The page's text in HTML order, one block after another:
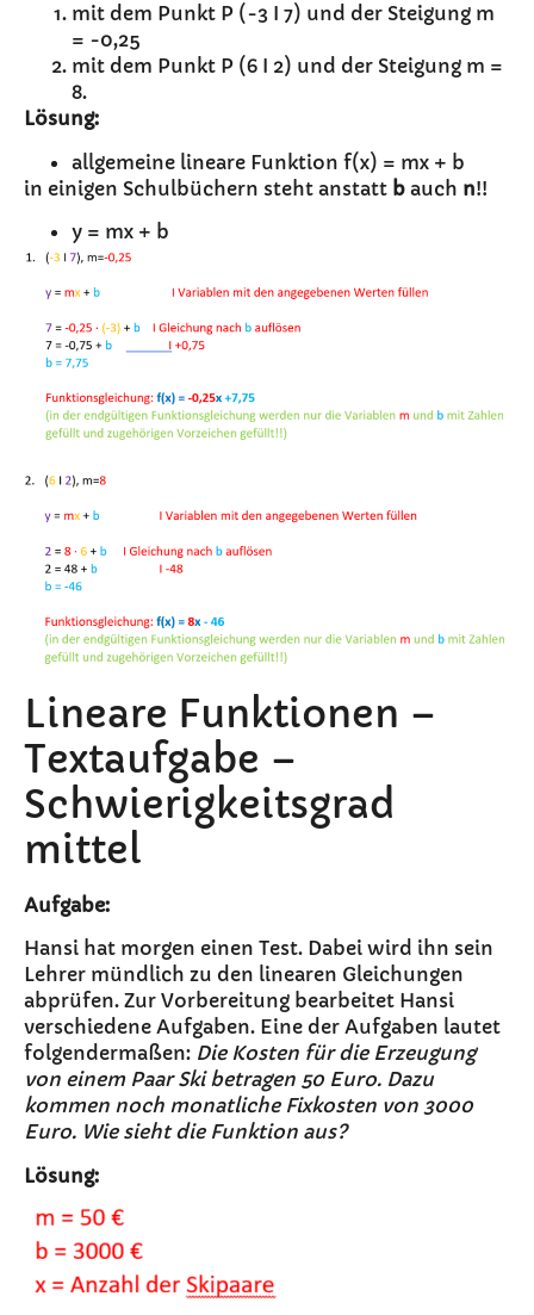
mit dem Punkt P (-3 I 7) und der Steigung m
= -0,25
mit dem Punkt P (6 I 2) und der Steigung m =
8.
Lösung:
allgemeine lineare Funktion f(x) = mx + b
in einigen Schulbüchern steht anstatt b auch n!!
y = mx + b
Lineare Funktionen –
Textaufgabe –
Schwierigkeitsgrad
mittel
Aufgabe:
Hansi hat morgen einen Test. Dabei wird ihn sein
Lehrer mündlich zu den linearen Gleichungen
abprüfen. Zur Vorbereitung bearbeitet Hansi
verschiedene Aufgaben. Eine der Aufgaben lautet
folgendermaßen: Die Kosten für die Erzeugung
von einem Paar Ski betragen 50 Euro. Dazu
kommen noch monatliche Fixkosten von 3000
Euro. Wie sieht die Funktion aus?
Lösung: